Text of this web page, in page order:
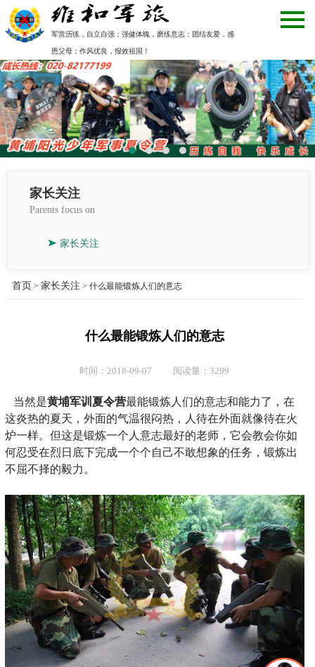
军营历练，自立自强；强健体魄，磨练意志；团结友爱，感
恩父母；作风优良，报效祖国！
家长关注
Parents focus on
家长关注
首页 > 家长关注 > 什么最能锻炼人们的意志
什么最能锻炼人们的意志
时间：2018-09-07 阅读量：3299
当然是黄埔军训夏令营最能锻炼人们的意志和能力了，在
这炎热的夏天，外面的气温很闷热，人待在外面就像待在火
炉一样。但这是锻炼一个人意志最好的老师，它会教会你如
何忍受在烈日底下完成一个个自己不敢想象的任务，锻炼出
不屈不择的毅力。